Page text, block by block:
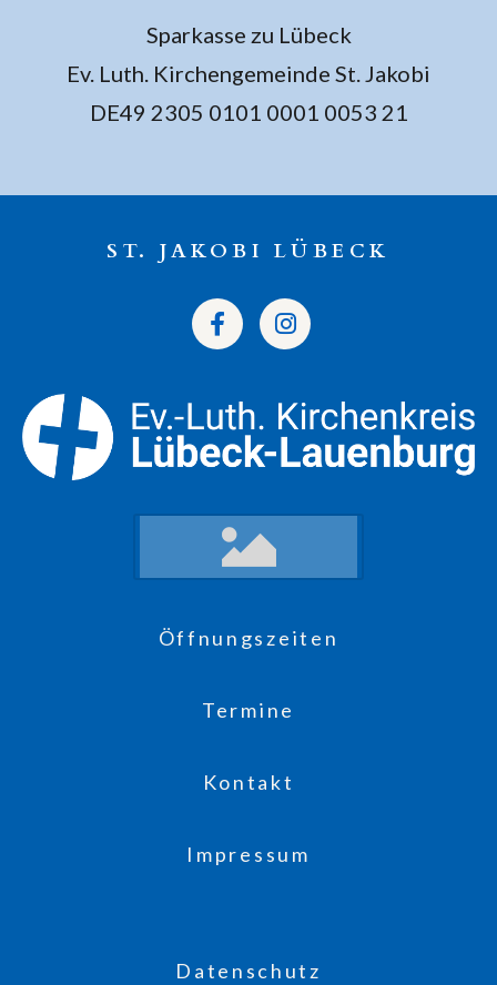
Sparkasse zu Lübeck
Ev. Luth. Kirchengemeinde St. Jakobi
DE49 2305 0101 0001 0053 21
ST. JAKOBI LÜBECK
Öffnungszeiten
Termine
Kontakt
Impressum
Datenschutz